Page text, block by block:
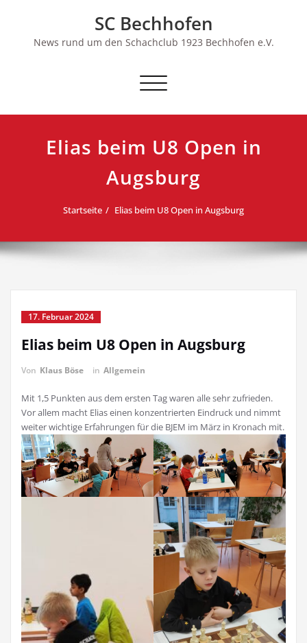
SC Bechhofen
News rund um den Schachclub 1923 Bechhofen e.V.
Schalte
Elias beim U8 Open in
Augsburg
Startseite Elias beim U8 Open in Augsburg
17. Februar 2024
Elias beim U8 Open in Augsburg
Von Klaus Böse in Allgemein
Mit 1,5 Punkten aus dem ersten Tag waren alle sehr zufrieden.
Vor allem macht Elias einen konzentrierten Eindruck und nimmt
weiter wichtige Erfahrungen für die BJEM im März in Kronach mit.